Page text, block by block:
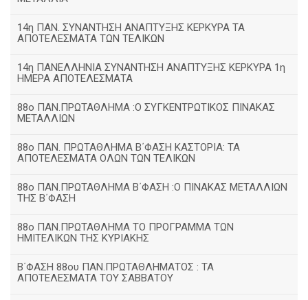
14η ΠΑΝ. ΣΥΝΑΝΤΗΣΗ ΑΝΑΠΤΥΞΗΣ ΚΕΡΚΥΡΑ ΤΑ
ΑΠΟΤΕΛΕΣΜΑΤΑ ΤΩΝ ΤΕΛΙΚΩΝ
14η ΠΑΝΕΛΛΗΝΙΑ ΣΥΝΑΝΤΗΣΗ ΑΝΑΠΤΥΞΗΣ ΚΕΡΚΥΡΑ 1η
ΗΜΕΡΑ ΑΠΟΤΕΛΕΣΜΑΤΑ
88ο ΠΑΝ.ΠΡΩΤΑΘΛΗΜΑ :Ο ΣΥΓΚΕΝΤΡΩΤΙΚΟΣ ΠΙΝΑΚΑΣ
ΜΕΤΑΛΛΙΩΝ
88ο ΠΑΝ. ΠΡΩΤΑΘΛΗΜΑ Β΄ΦΑΣΗ ΚΑΣΤΟΡΙΑ: ΤΑ
ΑΠΟΤΕΛΕΣΜΑΤΑ ΟΛΩΝ ΤΩΝ ΤΕΛΙΚΩΝ
88ο ΠΑΝ.ΠΡΩΤΑΘΛΗΜΑ Β΄ΦΑΣΗ :Ο ΠΙΝΑΚΑΣ ΜΕΤΑΛΛΙΩΝ
ΤΗΣ Β΄ΦΑΣΗ
88ο ΠΑΝ.ΠΡΩΤΑΘΛΗΜΑ ΤΟ ΠΡΟΓΡΑΜΜΑ ΤΩΝ
ΗΜΙΤΕΛΙΚΩΝ ΤΗΣ ΚΥΡΙΑΚΗΣ
Β΄ΦΑΣΗ 88ου ΠΑΝ.ΠΡΩΤΑΘΛΗΜΑΤΟΣ : ΤΑ
ΑΠΟΤΕΛΕΣΜΑΤΑ ΤΟΥ ΣΑΒΒΑΤΟΥ